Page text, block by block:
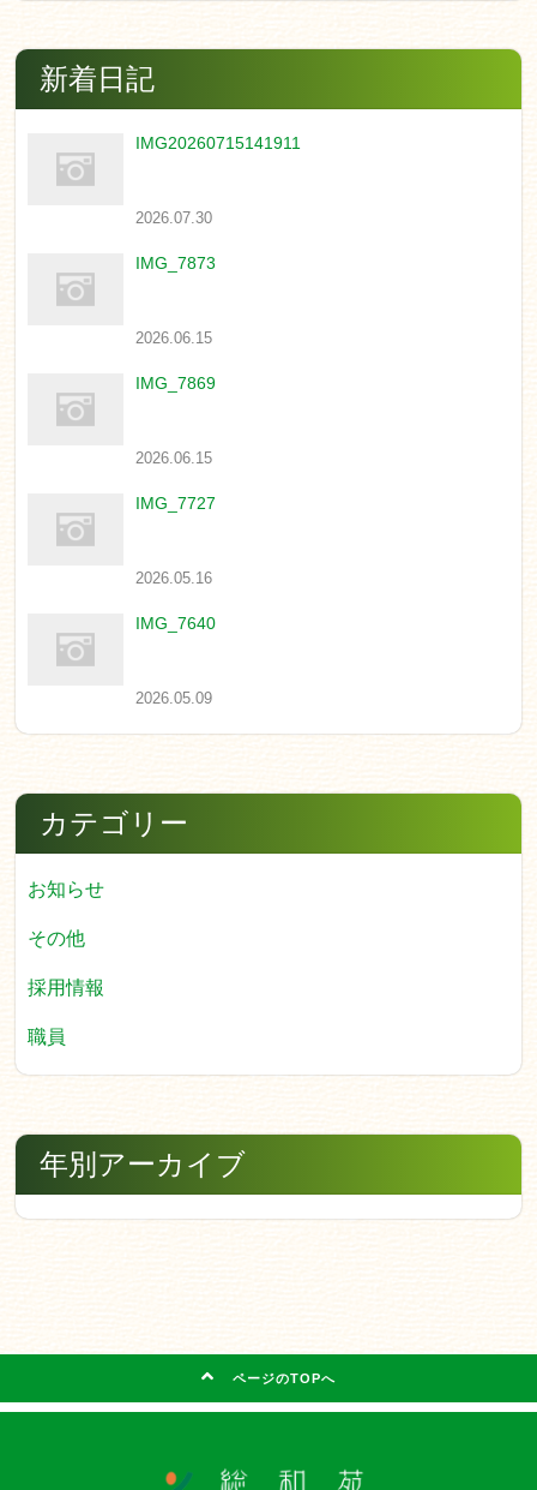
新着日記
IMG20260715141911
2026.07.30
IMG_7873
2026.06.15
IMG_7869
2026.06.15
IMG_7727
2026.05.16
IMG_7640
2026.05.09
カテゴリー
お知らせ
その他
採用情報
職員
年別アーカイブ
ページのTOPへ